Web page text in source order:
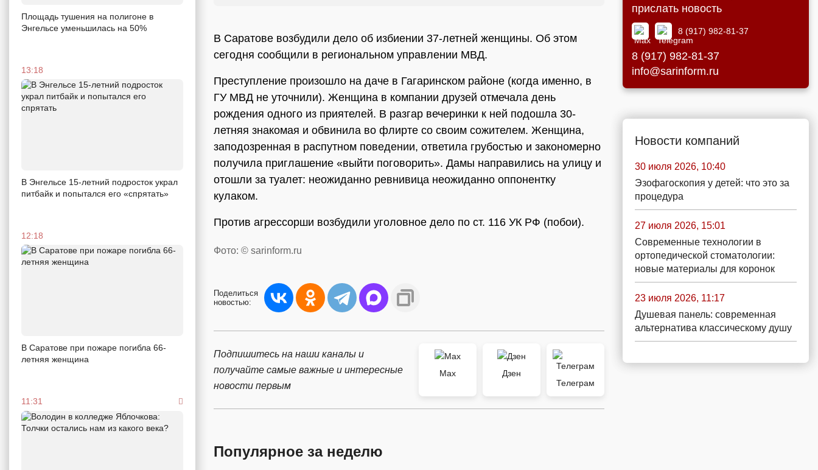
Площадь тушения на полигоне в
Энгельсе уменьшилась на 50%
13:18
В Энгельсе 15-летний подросток украл
питбайк и попытался его «спрятать»
12:18
В Саратове при пожаре погибла 66-
летняя женщина
11:31
В Саратове возбудили дело об избиении 37-летней женщины. Об этом
сегодня сообщили в региональном управлении МВД.
Преступление произошло на даче в Гагаринском районе (когда именно, в
ГУ МВД не уточнили). Женщина в компании друзей отмечала день
рождения одного из приятелей. В разгар вечеринки к ней подошла 30-
летняя знакомая и обвинила во флирте со своим сожителем. Женщина,
заподозренная в распутном поведении, ответила грубостью и закономерно
получила приглашение «выйти поговорить». Дамы направились на улицу и
отошли за туалет: неожиданно ревнивица неожиданно оппонентку
кулаком.
Против агрессорши возбудили уголовное дело по ст. 116 УК РФ (побои).
Фото: © sarinform.ru
Поделиться
новостью:
Подпишитесь на наши каналы и
получайте самые важные и интересные
новости первым
Max
Дзен
Телеграм
Популярное за неделю
прислать новость
8 (917) 982-81-37
8 (917) 982-81-37
info@sarinform.ru
Новости компаний
30 июля 2026, 10:40
Эзофагоскопия у детей: что это за
процедура
27 июля 2026, 15:01
Современные технологии в
ортопедической стоматологии:
новые материалы для коронок
23 июля 2026, 11:17
Душевая панель: современная
альтернатива классическому душу